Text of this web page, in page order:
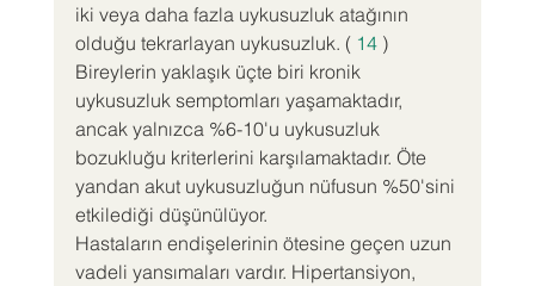
iki veya daha fazla uykusuzluk atağının
olduğu tekrarlayan uykusuzluk. ( 14 )
Bireylerin yaklaşık üçte biri kronik
uykusuzluk semptomları yaşamaktadır,
ancak yalnızca %6-10'u uykusuzluk
bozukluğu kriterlerini karşılamaktadır. Öte
yandan akut uykusuzluğun nüfusun %50'sini
etkilediği düşünülüyor.
Hastaların endişelerinin ötesine geçen uzun
vadeli yansımaları vardır. Hipertansiyon,